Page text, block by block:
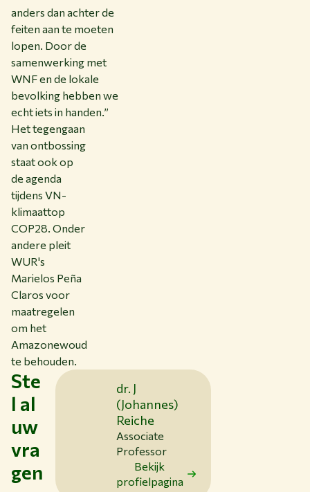
anders dan achter de
feiten aan te moeten
lopen. Door de
samenwerking met
WNF en de lokale
bevolking hebben we
echt iets in handen.”
Het tegengaan
van ontbossing
staat ook op
de agenda
tijdens VN-
klimaattop
COP28. Onder
andere pleit
WUR's
Marielos Peña
Claros voor
maatregelen
om het
Amazonewoud
te behouden.
Ste
l al
uw
vra
gen
dr. J
(Johannes)
Reiche
Associate
Professor
Bekijk
profielpagina